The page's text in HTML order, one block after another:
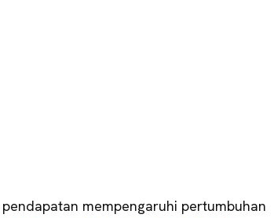
mempengaruhi pertumbuhan